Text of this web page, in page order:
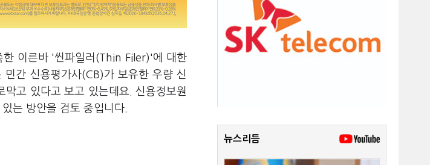
한 이른바 '씬파일러(Thin Filer)'에 대한
간 신용평가사(CB)가 보유한 우량 신
고 있다고 보고 있는데요. 신용정보원
는 방안을 검토 중입니다.
뉴스리듬